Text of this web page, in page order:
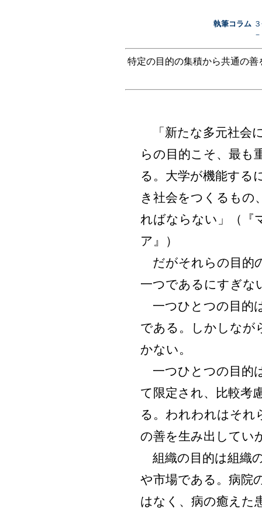
執筆コラム
特定の目的の集積から共通の善
「新たな多元社会
らの目的こそ、最も
る。大学が機能する
き社会をつくるもの
ればならない」（『
ア』）
だがそれらの目的
一つであるにすぎな
一つひとつの目的
である。しかしなが
かない。
一つひとつの目的
て限定され、比較考
る。われわれはそれ
の善を生み出してい
組織の目的は組織
や市場である。病院
はなく、病の癒えた